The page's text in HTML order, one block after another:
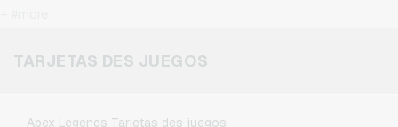
Netflix Tarjetas regalo
TARJETAS DES JUEGOS
Apex Legends Tarjetas des juegos